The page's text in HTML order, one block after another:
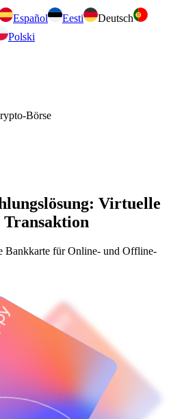
Español Eesti
Deutsch
Polski
Börse
Virtuelle
Bankkarte für Online- und Offline-